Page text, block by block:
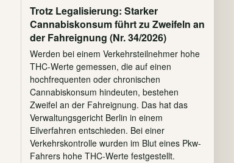
Trotz Legalisierung: Starker
Cannabiskonsum führt zu Zweifeln an
der Fahreignung (Nr. 34/2026)
Werden bei einem Verkehrsteilnehmer hohe
THC-Werte gemessen, die auf einen
hochfrequenten oder chronischen
Cannabiskonsum hindeuten, bestehen
Zweifel an der Fahreignung. Das hat das
Verwaltungsgericht Berlin in einem
Eilverfahren entschieden. Bei einer
Verkehrskontrolle wurden im Blut eines Pkw-
Fahrers hohe THC-Werte festgestellt.